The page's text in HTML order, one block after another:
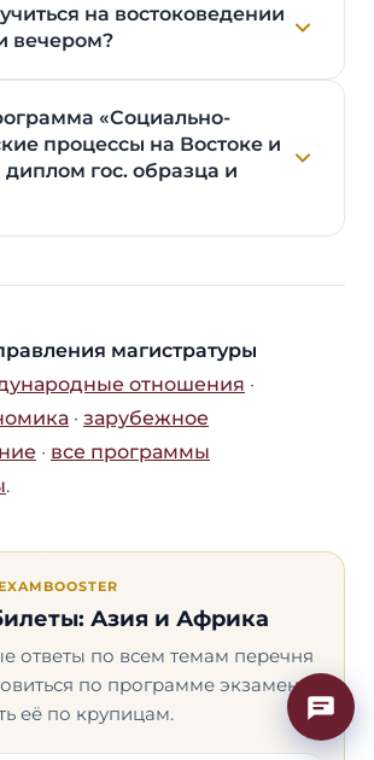
на востоковедении
вечером?
«Социально-
процессы на Востоке и
гос. образца и
магистратуры
отношения ·
· зарубежное
· все программы
.
Азия и Африка
ответы по всем темам перечня
по программе экзамена,
её по крупицам.